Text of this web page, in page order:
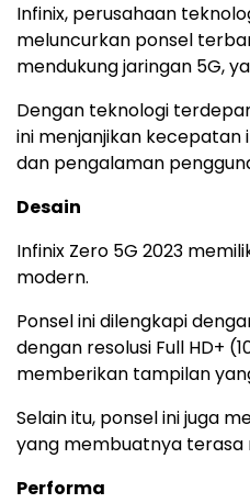
Infinix, perusahaan
meluncurkan ponsel
mendukung jaringan 5G,
Dengan teknologi
ini menjanjikan
dan pengalaman
Desain
Infinix Zero 5G 2023
modern.
Ponsel ini dilengkapi
dengan resolusi Full HD+
memberikan tampilan
Selain itu, ponsel ini juga
yang membuatnya terasa
Performa